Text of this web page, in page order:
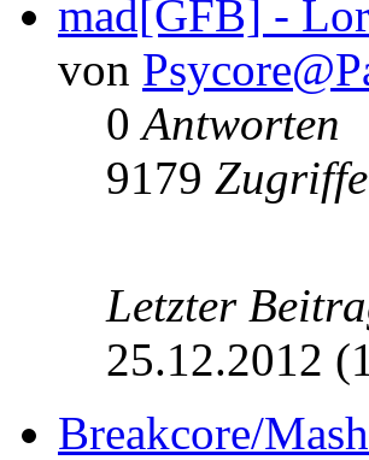
mad[GFB] -
von
0Antworten
9179 Zugriffe
Letzter
25.12.2012
Breakcore/